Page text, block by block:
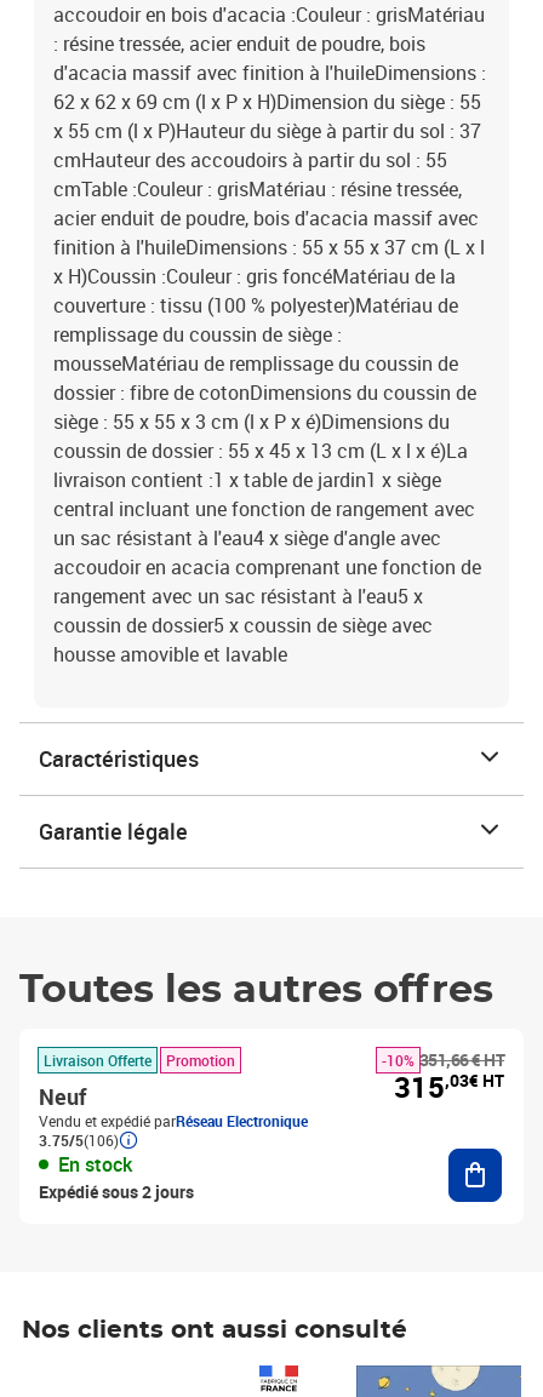
accoudoir en bois d'acacia :Couleur : grisMatériau
: résine tressée, acier enduit de poudre, bois
d'acacia massif avec finition à l'huileDimensions :
62 x 62 x 69 cm (l x P x H)Dimension du siège : 55
x 55 cm (l x P)Hauteur du siège à partir du sol : 37
cmHauteur des accoudoirs à partir du sol : 55
cmTable :Couleur : grisMatériau : résine tressée,
acier enduit de poudre, bois d'acacia massif avec
finition à l'huileDimensions : 55 x 55 x 37 cm (L x l
x H)Coussin :Couleur : gris foncéMatériau de la
couverture : tissu (100 % polyester)Matériau de
remplissage du coussin de siège :
mousseMatériau de remplissage du coussin de
dossier : fibre de cotonDimensions du coussin de
siège : 55 x 55 x 3 cm (l x P x é)Dimensions du
coussin de dossier : 55 x 45 x 13 cm (L x l x é)La
livraison contient :1 x table de jardin1 x siège
central incluant une fonction de rangement avec
un sac résistant à l'eau4 x siège d'angle avec
accoudoir en acacia comprenant une fonction de
rangement avec un sac résistant à l'eau5 x
coussin de dossier5 x coussin de siège avec
housse amovible et lavable
Caractéristiques
Garantie légale
Toutes les autres offres
Livraison Offerte Promotion
Neuf
Vendu et expédié parRéseau Electronique
3.75/5(106)
En stock
Expédié sous 2 jours
351,66 € HT
-10%
315,03€ HT
Nos clients ont aussi consulté
Prix 6,25€ HT